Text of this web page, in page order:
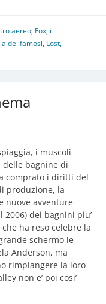
aereo, Fox, i
dei famosi, Lost,
i muscoli
delle bagnine di
comprato i diritti del
produzione, la
nuove avventure
dei bagnini piu’
ha reso celebre la
schermo le
Anderson, ma
rimpiangere la loro
non e’ poi cosi’